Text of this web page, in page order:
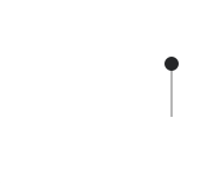
ペー